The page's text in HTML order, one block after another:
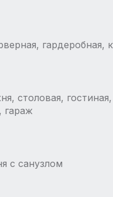
гардеробная,
столовая,
гараж
с санузлом